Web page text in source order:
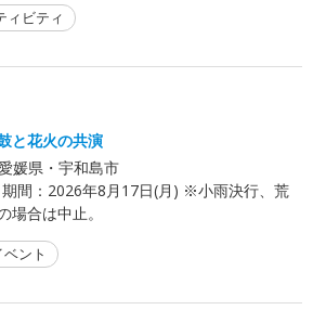
ィビティ
と花火の共演
媛県・宇和島市
期間： 2026年8月17日(月) ※小雨決行、荒
場合は中止。
ント